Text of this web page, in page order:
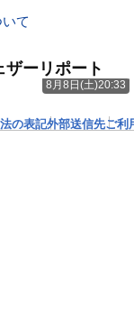
て
ーリポート
8月8日(土)20:33
の表記外部送信先ご利